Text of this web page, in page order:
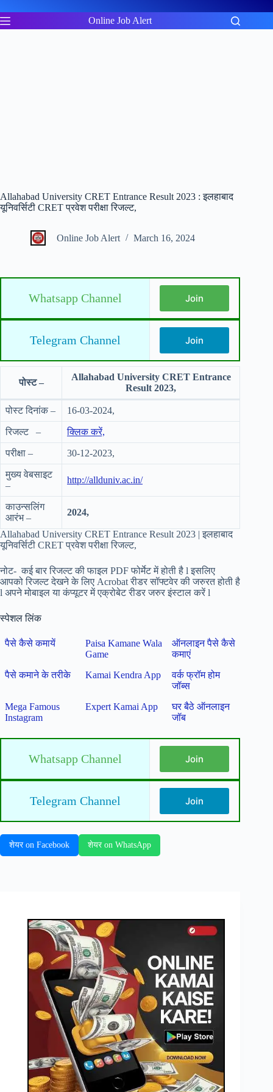
to
content
Online Job Alert
Allahabad University CRET Entrance Result 2023 : इलहाबाद
यूनिवर्सिटी CRET प्रवेश परीक्षा रिजल्ट,
Online Job Alert March 16, 2024
Whatsapp Channel Join
Telegram Channel Join
पोस्ट –
Allahabad University CRET Entrance
Result 2023,
पोस्ट दिनांक – 16-03-2024,
रिजल्ट – क्लिक करें,
परीक्षा – 30-12-2023,
मुख्य वेबसाइट
–
http://allduniv.ac.in/
काउन्सलिंग
आरंभ –
2024,
Allahabad University CRET Entrance Result 2023 | इलहाबाद
यूनिवर्सिटी CRET प्रवेश परीक्षा रिजल्ट,
नोट- कई बार रिजल्ट की फाइल PDF फोर्मेट में होती है l इसलिए
आपको रिजल्ट देखने के लिए Acrobat रीडरसॉफ्टवेर की जरुरत होती है
l अपने मोबाइल या कंप्यूटर में एक्रोबेट रीडर जरुर इंस्टाल करें l
स्पेशल लिंक
पैसे कैसे कमायें
Paisa Kamane Wala
Game
ऑनलाइन पैसे कैसे
कमाएं
पैसे कमाने के तरीके
Kamai Kendra App
वर्क फ्रॉम होम
जॉब्स
Mega Famous
Instagram
Expert Kamai App
घर बैठे ऑनलाइन
जॉब
Whatsapp Channel Join
Telegram Channel Join
शेयर on Facebook शेयर on WhatsApp